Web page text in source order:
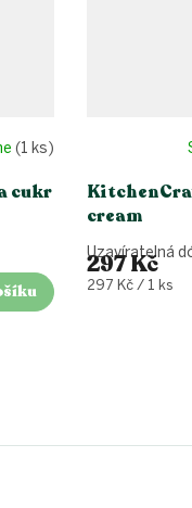
cukr
(1 ks)
cream
297 Kč
Měrná
297 Kč / 1 ks
Uzavíratelná